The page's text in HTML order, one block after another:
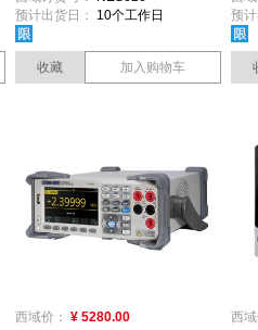
预计出货日：
10个工作日
收藏 加入购物车
预计
西域价： ¥ 5280.00
西域